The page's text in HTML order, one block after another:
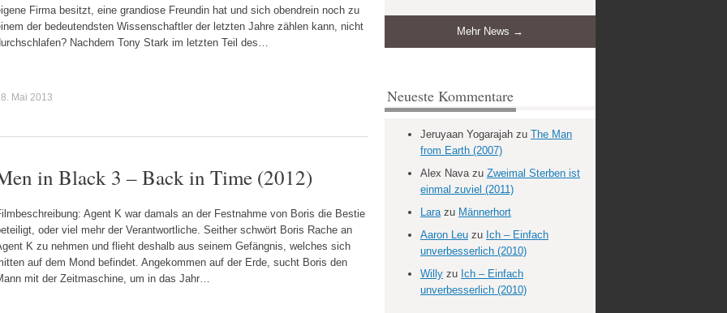
Firma besitzt, eine grandiose Freundin hat und sich obendrein noch zu
der bedeutendsten Wissenschaftler der letzten Jahre zählen kann, nicht
Nachdem Tony Stark im letzten Teil des…
Mai 2013
in Black 3 – Back in Time (2012)
Agent K war damals an der Festnahme von Boris die Bestie
oder viel mehr der Verantwortliche. Seither schwört Boris Rache an
K zu nehmen und flieht deshalb aus seinem Gefängnis, welches sich
auf dem Mond befindet. Angekommen auf der Erde, sucht Boris den
mit der Zeitmaschine, um in das Jahr…
Mehr News →
Neueste Kommentare
Jeruyaan Yogarajah zu The Man
from Earth (2007)
Alex Navazu Zweimal Sterben ist
einmal zuviel (2011)
Larazu Männerhort
Aaron Leu zu Ich – Einfach
unverbesserlich (2010)
Willy zu Ich – Einfach
unverbesserlich (2010)